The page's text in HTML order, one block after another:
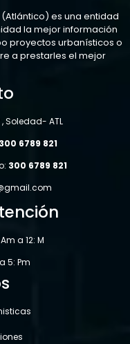
(Atlántico) es una entidad
la mejor información
proyectos urbanísticos o
a prestarles el mejor
Soledad- ATL
300 6789 821
300 6789 821
a 12: M
5: Pm